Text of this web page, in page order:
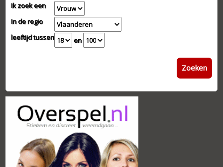
Ik zoek een
In de regio
leeftijd tussen
en
Zoeken